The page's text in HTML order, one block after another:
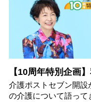
【10周年特別企画
介護ポストセブン開
の介護について語って